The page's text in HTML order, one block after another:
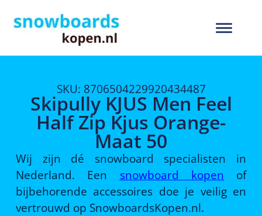
SKU: 8706504229920434487
Skipully KJUS Men Feel
Half Zip Kjus Orange-
Maat 50
Wij zijn dé snowboard specialisten in
Nederland. Een snowboard kopen of
bijbehorende accessoires doe je veilig en
vertrouwd op SnowboardsKopen.nl.